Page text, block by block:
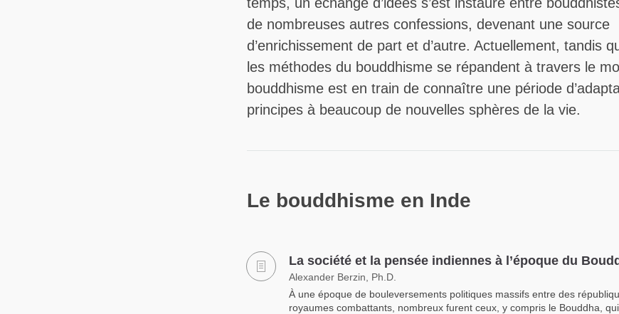
de nombreuses autres confessions, devenant une source
d’enrichissement de part et d’autre. Actuellement, tandis
les méthodes du bouddhisme se répandent à travers le
bouddhisme est en train de connaître une période
principes à beaucoup de nouvelles sphères de la vie.
Le bouddhisme en Inde
La société et la pensée indiennes à l’époque du
Alexander Berzin, Ph.D.
À une époque de bouleversements politiques massifs entre des
royaumes combattants, nombreux furent ceux, y compris le Bouddha,